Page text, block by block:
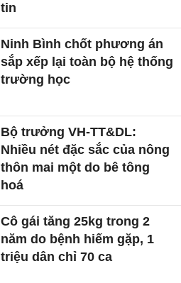
tin
Ninh Bình chốt phương án
sắp xếp lại toàn bộ hệ thống
trường học
Bộ trưởng VH-TT&DL:
Nhiều nét đặc sắc của nông
thôn mai một do bê tông
hoá
Cô gái tăng 25kg trong 2
năm do bệnh hiếm gặp, 1
triệu dân chỉ 70 ca